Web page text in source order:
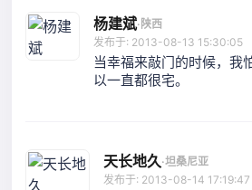
杨建斌· 陕西
发布于: 2013-08-13 15:30:05
当幸福来敲门的时候，我
以一直都很宅。
天长地久·坦桑尼亚
发布于: 2013-08-14 17:19:47